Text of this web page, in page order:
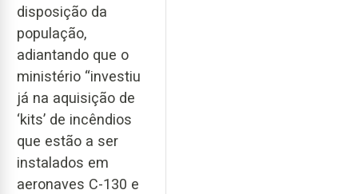
disposição da
população,
adiantando que o
ministério “investiu
já na aquisição de
‘kits’ de incêndios
que estão a ser
instalados em
aeronaves C-130 e